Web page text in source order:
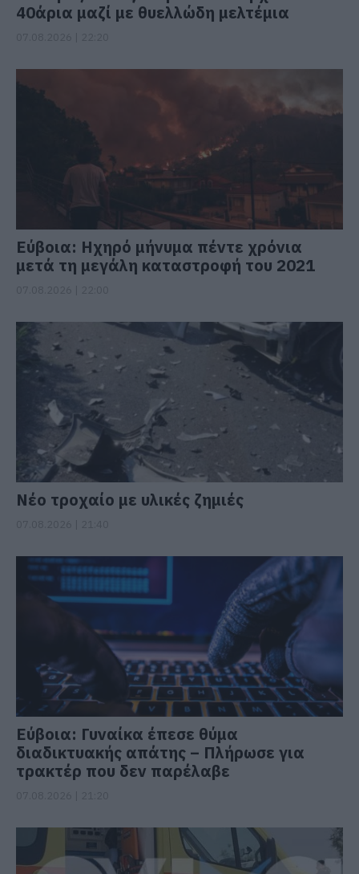
40άρια μαζί με θυελλώδη μελτέμια
Εύβοια: Ηχηρό μήνυμα πέντε χρόνια
μετά τη μεγάλη καταστροφή του 2021
Νέο τροχαίο με υλικές ζημιές
Εύβοια: Γυναίκα έπεσε θύμα
διαδικτυακής απάτης – Πλήρωσε για
τρακτέρ που δεν παρέλαβε